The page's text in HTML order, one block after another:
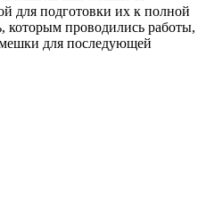
для подготовки их к полной
которым проводились работы,
для последующей